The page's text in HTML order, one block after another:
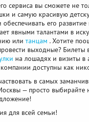
сервиса вы сможете не
и самую красивую
его развитие
явными талантами в
или танцам . Хотите
выходные? Билеты
на лошадях и визиты в
доступны как
в самых
— просто выбирайте
для всей семьи!